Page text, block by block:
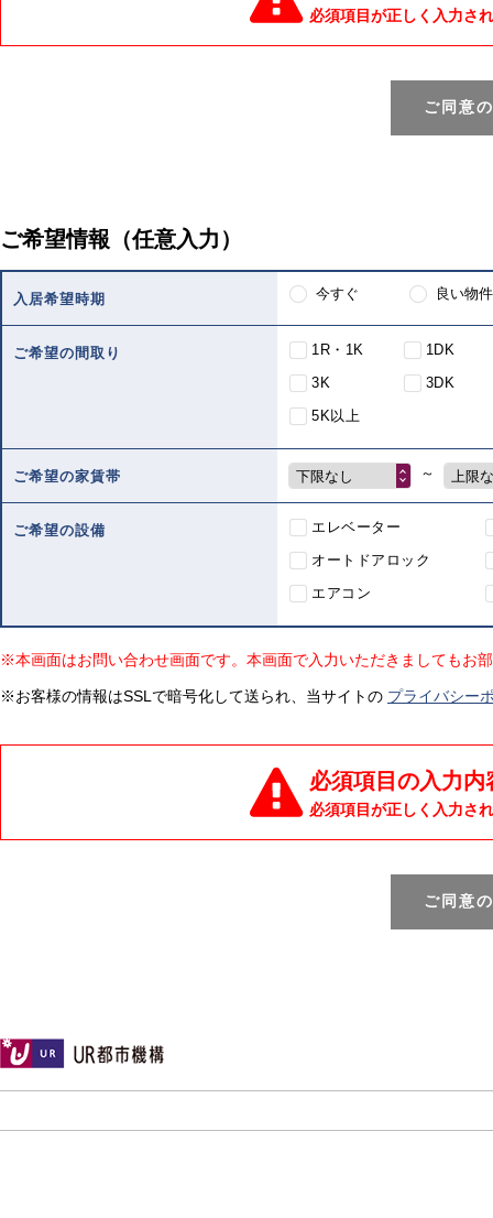
必須項目が正しく入力さ
ご同意
ご希望情報（任意入力）
入居希望時期 今すぐ 良い物
ご希望の間取り 1R・1K
1DK
3K
3DK
5K以上
ご希望の家賃帯 下限なし ～ 上限
ご希望の設備
エレベーター
オートドアロック
エアコン
※本画面はお問い合わせ画面です。本画面で入力いただきましてもお
※お客様の情報はSSLで暗号化して送られ、当サイトの プライバシー
必須項目の入力
必須項目が正しく入力さ
ご同意